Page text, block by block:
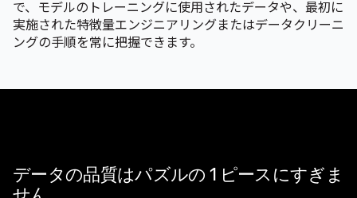
で、モデルのトレーニングに使用されたデータや、最初に
実施された特徴量エンジニアリングまたはデータクリーニ
ングの手順を常に把握できます。
データの品質はパズルの 1 ピースにすぎま
せん